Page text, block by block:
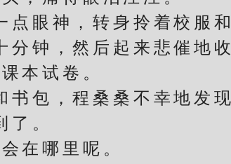
眼神，转身拎着校服和
钟，然后起来悲催地
本试卷。
包，程桑桑不幸地发
了。
哪里呢。